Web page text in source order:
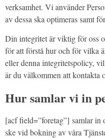
verksamhet. Vi använder
av dessa ska optimeras samt
Din integritet är viktig för oss
för att förstå hur och för vilka
eller denna integritetspolicy,
är du välkommen att kontakta
Hur samlar vi in
[acf field=”foretag”] samlar in
ske vid bokning av våra